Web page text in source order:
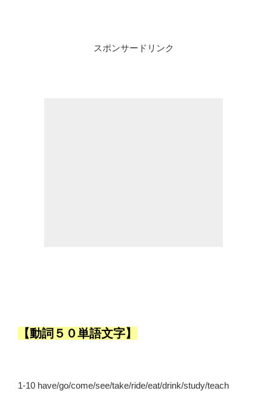
スポンサードリンク
【動詞５０単語文字】
1-10 have/go/come/see/take/ride/eat/drink/study/teach